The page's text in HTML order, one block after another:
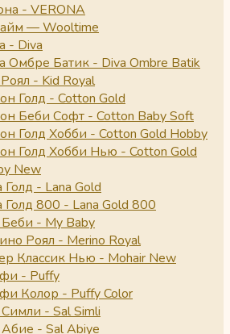
- VERONA
— Wooltime
- Diva
Омбре Батик - Diva Ombre Batik
- Kid Royal
Голд - Cotton Gold
Беби Софт - Cotton Baby Soft
Голд Хобби - Cotton Gold Hobby
Голд Хобби Нью - Cotton Gold
New
Голд - Lana Gold
Голд 800 - Lana Gold 800
- My Baby
Роял - Merino Royal
Классик Нью - Mohair New
- Puffy
Колор - Puffy Color
- Sal Simli
- Sal Abiye